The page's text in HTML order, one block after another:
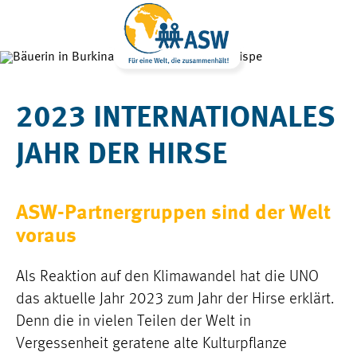
2023 INTERNATIONALES
JAHR DER HIRSE
ASW-Partnergruppen sind der Welt
voraus
Als Reaktion auf den Klimawandel hat die UNO
das aktuelle Jahr 2023 zum Jahr der Hirse erklärt.
Denn die in vielen Teilen der Welt in
Vergessenheit geratene alte Kulturpflanze